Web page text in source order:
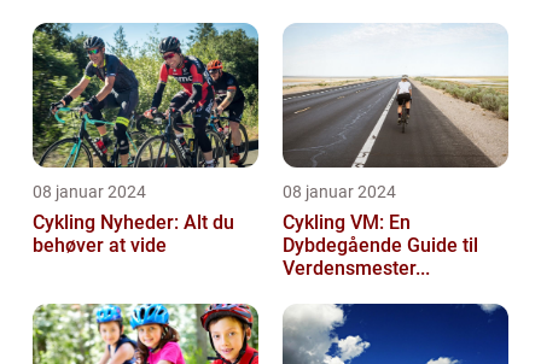
08 januar 2024
Cykling Nyheder: Alt du
behøver at vide
08 januar 2024
Cykling VM: En
Dybdegående Guide til
Verdensmester...